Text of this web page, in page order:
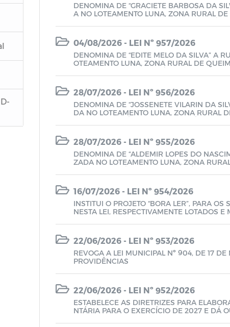
DENOMINA DE “GRACIETE BARBOSA DA
A NO LOTEAMENTO LUNA, ZONA RURAL
04/08/2026 - LEI Nº 957/2026
DENOMINA DE “EDITE MELO DA SILVA” A
OTEAMENTO LUNA, ZONA RURAL DE
28/07/2026 - LEI Nº 956/2026
DENOMINA DE “JOSSENETE VILARIN DA
DA NO LOTEAMENTO LUNA, ZONA RURAL
28/07/2026 - LEI Nº 955/2026
DENOMINA DE “ALDEMIR LOPES DO
ZADA NO LOTEAMENTO LUNA, ZONA
16/07/2026 - LEI Nº 954/2026
INSTITUI O PROJETO “BORA LER”, PARA
NESTA LEI, RESPECTIVAMENTE LOTADOS
22/06/2026 - LEI Nº 953/2026
REVOGA A LEI MUNICIPAL Nº 904, DE 17
PROVIDÊNCIAS
22/06/2026 - LEI Nº 952/2026
ESTABELECE AS DIRETRIZES PARA
NTÁRIA PARA O EXERCÍCIO DE 2027 E DÁ